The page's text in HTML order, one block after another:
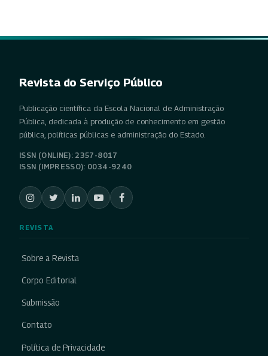
Revista do Serviço Público
Publicação científica da Escola Nacional de Administração
Pública, dedicada à produção de conhecimento em gestão
pública, políticas públicas e administração do Estado.
ISSN (ONLINE): 2357-8017
ISSN (IMPRESSO): 0034-9240
REVISTA
Sobre a Revista
Corpo Editorial
Submissão
Contato
Política de Privacidade